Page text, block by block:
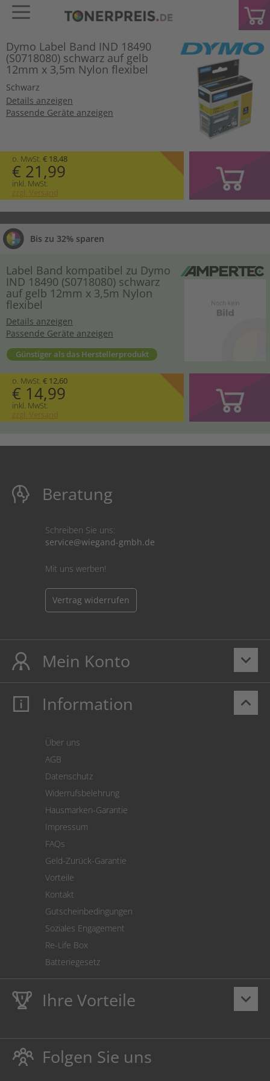
Dymo Label Band IND 18490
(S0718080) schwarz auf gelb
12mm x 3,5m Nylon flexibel
Schwarz
Details anzeigen
Passende Geräte anzeigen
o. MwSt. € 18,48
€ 21,99
inkl. MwSt.
zzgl. Versand
Bis zu 32% sparen
Label Band kompatibel zu Dymo
IND 18490 (S0718080) schwarz
auf gelb 12mm x 3,5m Nylon
flexibel
Details anzeigen
Passende Geräte anzeigen
Günstiger als das Herstellerprodukt
o. MwSt. € 12,60
€ 14,99
inkl. MwSt.
zzgl. Versand
Beratung
Schreiben Sie uns:
service@wiegand-gmbh.de
Mit uns werben!
Vertrag widerrufen
keyboard_arrow_down
Mein Konto
Mein Konto
Cookie Einstellungen
keyboard_arrow_up
Information
Über uns
AGB
Datenschutz
Widerrufsbelehrung
Hausmarken-Garantie
Impressum
FAQs
Geld-Zurück-Garantie
Vorteile
Kontakt
Gutscheinbedingungen
Soziales Engagement
Re-Life Box
Batteriegesetz
keyboard_arrow_down
Ihre Vorteile
LebenslangeHausmarke Garantieauf Toner und Tinte
schützt auch Ihren Drucker.
Umweltfreundlich dadurch Abfallvermeidung.
Folgen Sie uns